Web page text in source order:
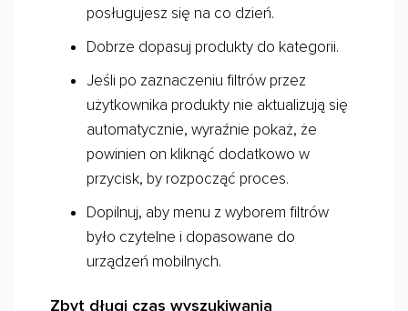
posługujesz się na co dzień.
Dobrze dopasuj produkty do kategorii.
Jeśli po zaznaczeniu filtrów przez
użytkownika produkty nie aktualizują się
automatycznie, wyraźnie pokaż, że
powinien on kliknąć dodatkowo w
przycisk, by rozpocząć proces.
Dopilnuj, aby menu z wyborem filtrów
było czytelne i dopasowane do
urządzeń mobilnych.
Zbyt długi czas wyszukiwania